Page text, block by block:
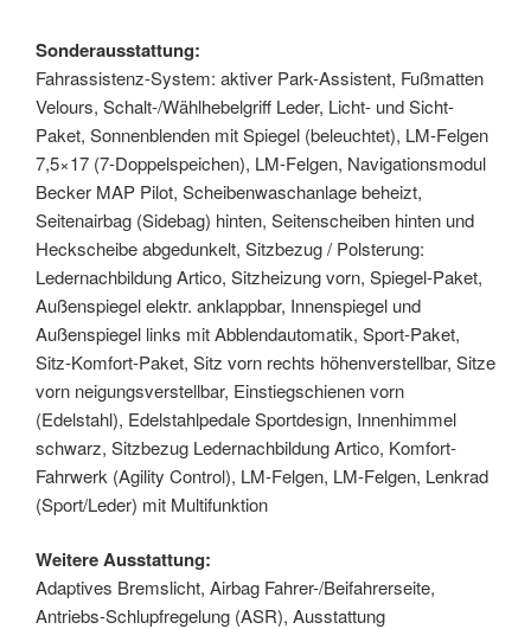
Sonderausstattung:
Fahrassistenz-System: aktiver Park-Assistent, Fußmatten
Velours, Schalt-/Wählhebelgriff Leder, Licht- und Sicht-
Paket, Sonnenblenden mit Spiegel (beleuchtet), LM-Felgen
7,5×17 (7-Doppelspeichen), LM-Felgen, Navigationsmodul
Becker MAP Pilot, Scheibenwaschanlage beheizt,
Seitenairbag (Sidebag) hinten, Seitenscheiben hinten und
Heckscheibe abgedunkelt, Sitzbezug / Polsterung:
Ledernachbildung Artico, Sitzheizung vorn, Spiegel-Paket,
Außenspiegel elektr. anklappbar, Innenspiegel und
Außenspiegel links mit Abblendautomatik, Sport-Paket,
Sitz-Komfort-Paket, Sitz vorn rechts höhenverstellbar, Sitze
vorn neigungsverstellbar, Einstiegschienen vorn
(Edelstahl), Edelstahlpedale Sportdesign, Innenhimmel
schwarz, Sitzbezug Ledernachbildung Artico, Komfort-
Fahrwerk (Agility Control), LM-Felgen, LM-Felgen, Lenkrad
(Sport/Leder) mit Multifunktion
Weitere Ausstattung:
Adaptives Bremslicht, Airbag Fahrer-/Beifahrerseite,
Antriebs-Schlupfregelung (ASR), Ausstattung